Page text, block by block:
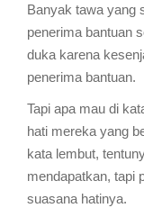
Banyak tawa yang
penerima bantuan
duka karena
penerima bantuan.
Tapi apa mau di
hati mereka yang
kata lembut,
mendapatkan, tapi
suasana hatinya.